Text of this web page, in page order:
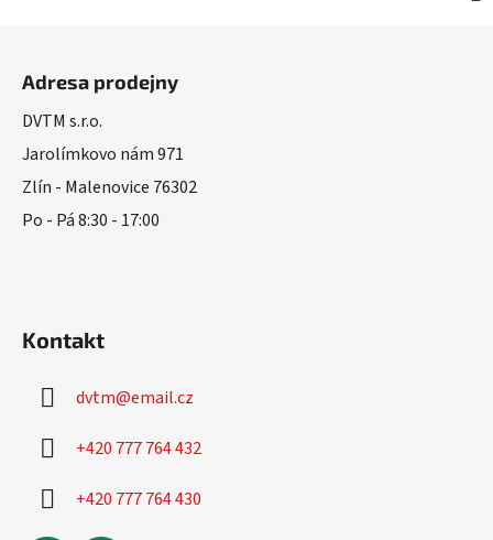
Adresa prodejny
DVTM s.r.o.
Jarolímkovo nám 971
Zlín - Malenovice 76302
Po - Pá 8:30 - 17:00
Kontakt
dvtm@email.cz
+420 777 764 432
+420 777 764 430